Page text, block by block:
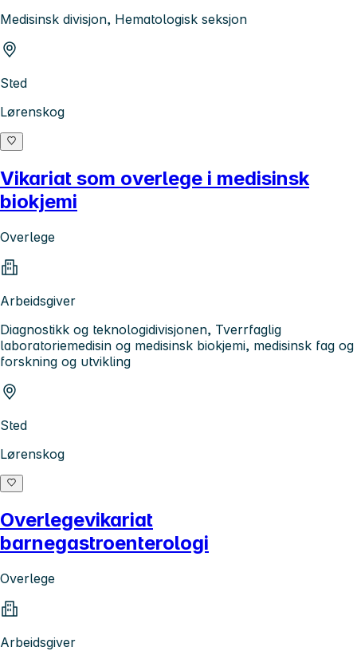
Medisinsk divisjon, Hematologisk seksjon
Sted
Lørenskog
Vikariat som overlege i medisinsk
biokjemi
Overlege
Arbeidsgiver
Diagnostikk og teknologidivisjonen, Tverrfaglig
laboratoriemedisin og medisinsk biokjemi, medisinsk fag og
forskning og utvikling
Sted
Lørenskog
Overlegevikariat
barnegastroenterologi
Overlege
Arbeidsgiver